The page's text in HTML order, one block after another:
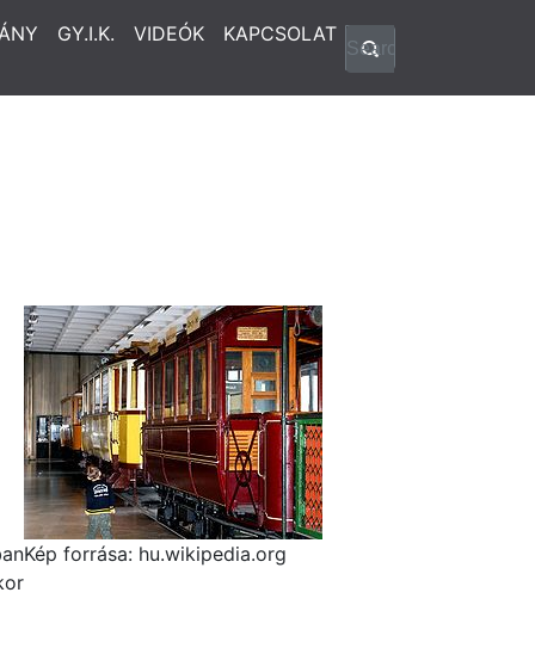
GY.I.K. VIDEÓK KAPCSOLAT
Kép forrása: hu.wikipedia.org